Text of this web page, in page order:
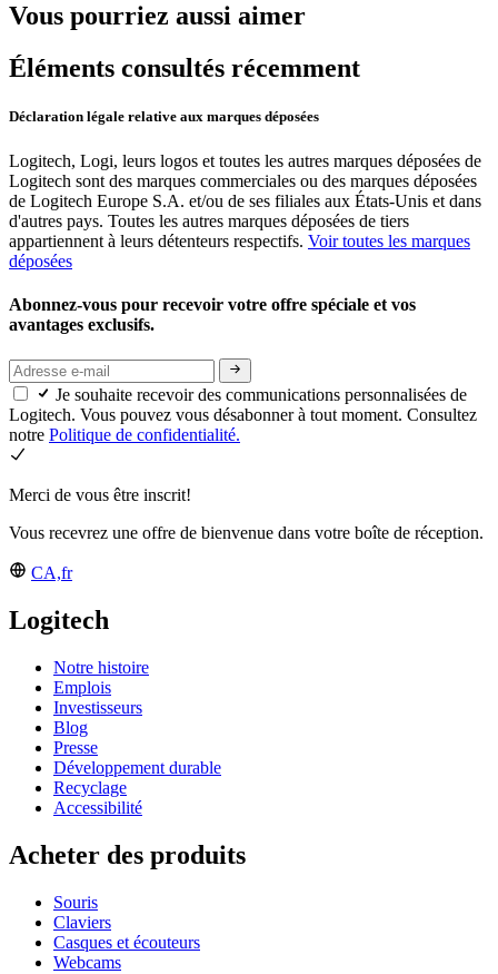
Vous pourriez aussi aimer
Éléments consultés récemment
Déclaration légale relative aux marques déposées
Logitech, Logi, leurs logos et toutes les autres marques déposées de
Logitech sont des marques commerciales ou des marques déposées
de Logitech Europe S.A. et/ou de ses filiales aux États-Unis et dans
d'autres pays. Toutes les autres marques déposées de tiers
appartiennent à leurs détenteurs respectifs. Voir toutes les marques
déposées
Abonnez-vous pour recevoir votre offre spéciale et vos
avantages exclusifs.
Je souhaite recevoir des communications personnalisées de
Logitech. Vous pouvez vous désabonner à tout moment. Consultez
notre Politique de confidentialité.
Merci de vous être inscrit!
Vous recevrez une offre de bienvenue dans votre boîte de réception.
CA,fr
Logitech
Notre histoire
Emplois
Investisseurs
Blog
Presse
Développement durable
Recyclage
Accessibilité
Acheter des produits
Souris
Claviers
Casques et écouteurs
Webcams